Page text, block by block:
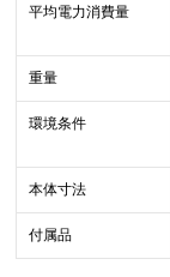
平均電力消費量
重量
環境条件
本体寸法
付属品